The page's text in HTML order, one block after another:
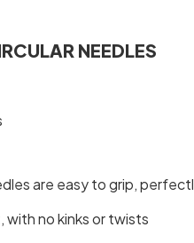
NEEDLES
are easy to grip,
with no kinks or twists